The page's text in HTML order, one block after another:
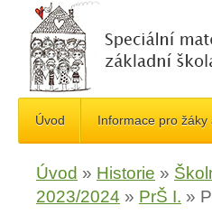
Úvod Informace pro žáky
Úvod » Historie »
2023/2024 » PrŠ I. »